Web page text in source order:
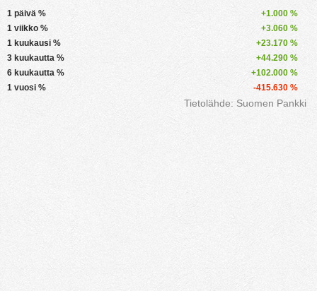
1 päivä %
+1.000 %
1 viikko %
+3.060 %
1 kuukausi %
+23.170 %
3 kuukautta %
+44.290 %
6 kuukautta %
+102.000 %
1 vuosi %
-415.630 %
Tietolähde: Suomen Pankki